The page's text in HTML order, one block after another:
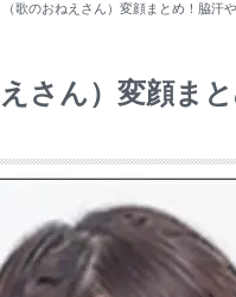
歌のおねえさん）変顔まとめ！脇汗
さん）変顔ま